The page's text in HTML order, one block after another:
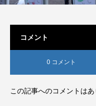
コメント
0 コメント
この記事へのコメントはあ